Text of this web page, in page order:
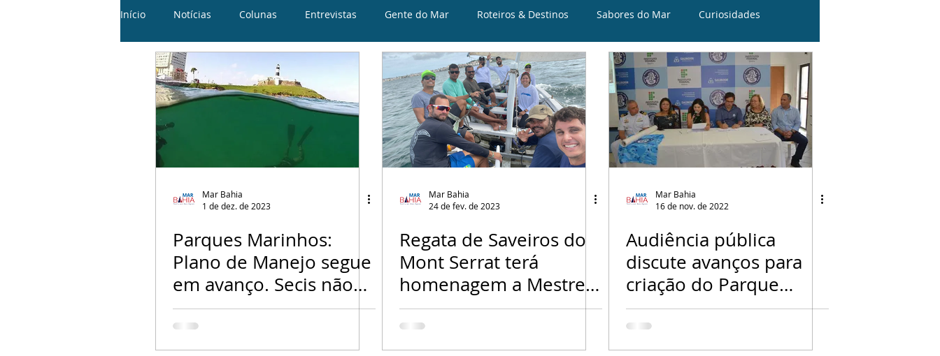
Início Notícias Colunas Entrevistas Gente do Mar Roteiros & Destinos Sabores do Mar Curiosidades
Mar Bahia
1 de dez. de 2023
Parques Marinhos:
Plano de Manejo segue
em avanço. Secis não
se pronuncia sobre
fiscalização
Mar Bahia
24 de fev. de 2023
Regata de Saveiros do
Mont Serrat terá
homenagem a Mestre e
presença de campeões
brasileiros de Vela
Mar Bahia
16 de nov. de 2022
Audiência pública
discute avanços para
criação do Parque
Marinho da Cidade
Baixa